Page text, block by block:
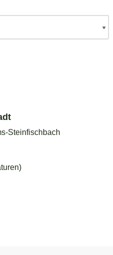
Steinfischbach